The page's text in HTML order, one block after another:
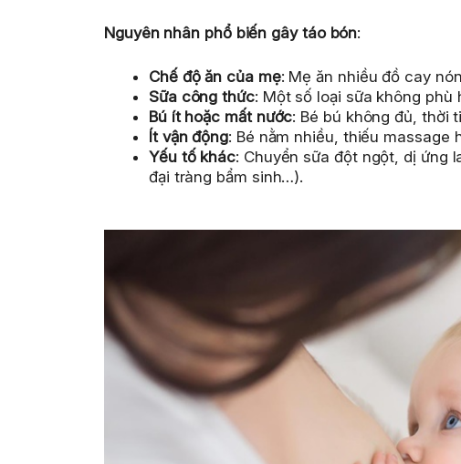
Nguyên nhân phổ biến gây táo bón:
Chế độ ăn của mẹ: Mẹ ăn nhiều đồ cay
Sữa công thức: Một số loại sữa không phù
Bú ít hoặc mất nước: Bé bú không đủ, thời
Ít vận động: Bé nằm nhiều, thiếu massage
Yếu tố khác: Chuyển sữa đột ngột, dị ứng
đại tràng bẩm sinh…).